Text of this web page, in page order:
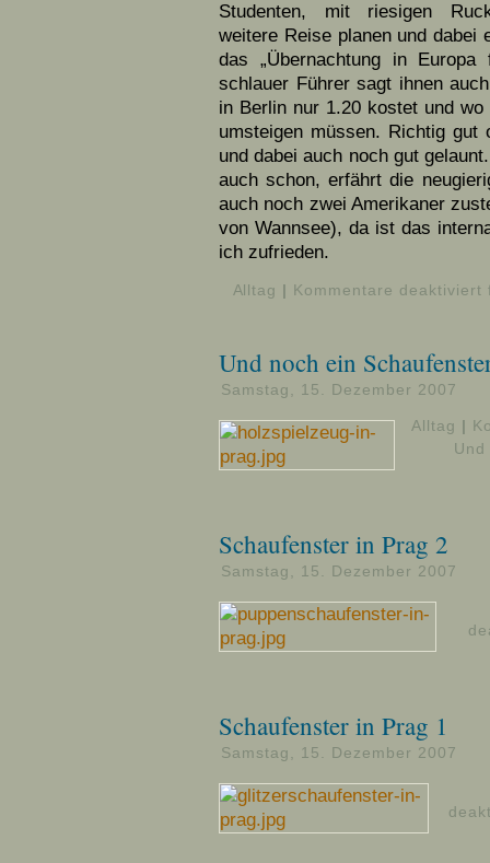
Studenten, mit riesigen
weitere Reise planen und dabei
das „Übernachtung in
schlauer Führer sagt ihnen
in Berlin nur 1.20 kostet und
umsteigen müssen. Richtig gut
und dabei auch noch gut
auch schon, erfährt die
auch noch zwei Amerikaner
von Wannsee), da ist das
ich zufrieden.
Alltag | Kommentare deaktiviert
Und noch ein
Samstag, 15. Dezember 2007
Alltag |
Schaufenster in Prag 2
Samstag, 15. Dezember 2007
Schaufenster in Prag 1
Samstag, 15. Dezember 2007